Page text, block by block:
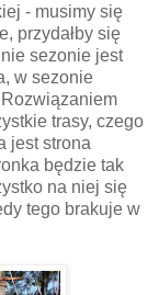
- musimy się
przydałby się
sezonie jest
w sezonie
trasy, czego
jest strona
będzie tak
na niej się
tego brakuje w